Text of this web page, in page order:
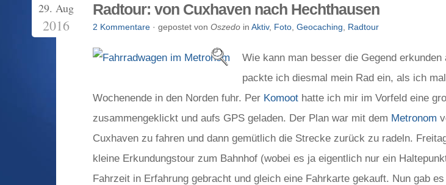
29. Aug
2016
Radtour: von Cuxhaven nach Hechthausen
2 Kommentare · gepostet von Oszedo in Aktiv, Foto Geocaching Radtour
Wie kann man besser die Gegend
packte ich diesmal mein Rad ein, als ich
Wochenende in den Norden fuhr. Per Komoot hatte ich mir im Vorfeld eine
zusammengeklickt und aufs GPS geladen. Der Plan war mit dem Metronom
Cuxhaven zu fahren und dann gemütlich die Strecke zurück zu radeln.
kleine Erkundungstour zum Bahnhof (wobei es ja eigentlich nur ein
Fahrzeit in Erfahrung gebracht und gleich eine Fahrkarte gekauft. Nun gab